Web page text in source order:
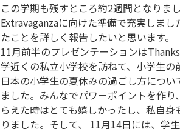
この学期も残すところ約2週間となり
Extravaganzaに向けた準備で充実しま
たことを詳しく報告したいと思います。
11月前半のプレゼンテーションは
学近くの私立小学校を訪ねて、小学生
日本の小学生の夏休みの過ごし方につ
ました。みんなでパワーポイントを作
らえた時はとても嬉しかったし、私自
りました。そして、 11月14日には、